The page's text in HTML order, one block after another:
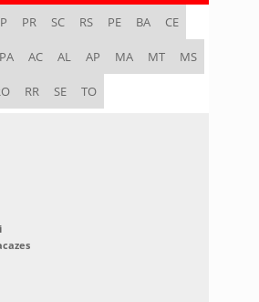
PR SC RS PE BA CE
PA AC AL AP MA MT MS
RR SE TO